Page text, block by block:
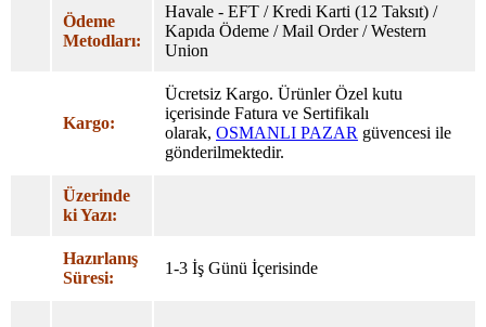
Ödeme
Metodları:
Havale - EFT / Kredi Karti (12 Taksıt) /
Kapıda Ödeme / Mail Order / Western
Union
Kargo:
Ücretsiz Kargo. Ürünler Özel kutu
içerisinde Fatura ve Sertifikalı
olarak, OSMANLI PAZAR güvencesi ile
gönderilmektedir.
Üzerinde
ki Yazı:
Hazırlanış
Süresi:
1-3 İş Günü İçerisinde